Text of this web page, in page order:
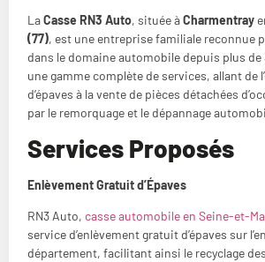
LaCasse RN3 Auto, située àCharmentray
(77), est une entreprise familiale reconnue
dans le domaine automobile depuis plus de
une gamme complète de services, allant de
d’épaves à la vente de pièces détachées
par le remorquage et le dépannage
Services Proposés
Enlèvement Gratuit d’Épaves
RN3 Auto, casse automobile en Seine-et-
service d’enlèvement gratuit d’épaves sur
département, facilitant ainsi le recyclage